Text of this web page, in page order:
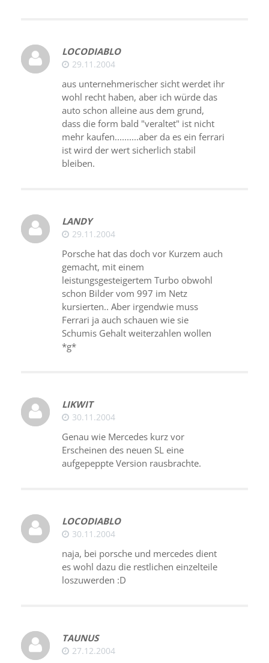
LOCODIABLO
29.11.2004
aus unternehmerischer sicht werdet ihr
wohl recht haben, aber ich würde das
auto schon alleine aus dem grund,
dass die form bald "veraltet" ist nicht
mehr kaufen..........aber da es ein ferrari
ist wird der wert sicherlich stabil
bleiben.
LANDY
29.11.2004
Porsche hat das doch vor Kurzem auch
gemacht, mit einem
leistungsgesteigertem Turbo obwohl
schon Bilder vom 997 im Netz
kursierten.. Aber irgendwie muss
Ferrari ja auch schauen wie sie
Schumis Gehalt weiterzahlen wollen
*g*
LIKWIT
30.11.2004
Genau wie Mercedes kurz vor
Erscheinen des neuen SL eine
aufgepeppte Version rausbrachte.
LOCODIABLO
30.11.2004
naja, bei porsche und mercedes dient
es wohl dazu die restlichen einzelteile
loszuwerden :D
TAUNUS
27.12.2004